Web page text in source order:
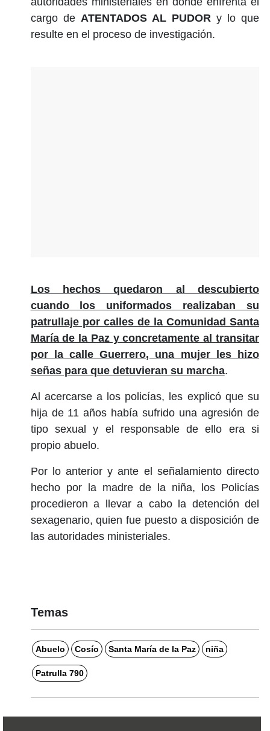
cargo de ATENTADOS AL PUDOR y lo que
resulte en el proceso de investigación.
Los hechos quedaron al descubierto
cuando los uniformados realizaban su
patrullaje por calles de la Comunidad Santa
María de la Paz y concretamente al transitar
por la calle Guerrero, una mujer les hizo
señas para que detuvieran su marcha.
Al acercarse a los policías, les explicó que su
hija de 11 años había sufrido una agresión de
tipo sexual y el responsable de ello era si
propio abuelo.
Por lo anterior y ante el señalamiento directo
hecho por la madre de la niña, los Policías
procedieron a llevar a cabo la detención del
sexagenario, quien fue puesto a disposición de
las autoridades ministeriales.
Temas
Abuelo Cosío Santa María de la Paz niña
Patrulla 790